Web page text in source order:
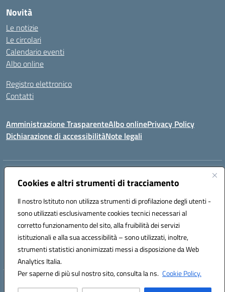
Cookies e altri strumenti di tracciamento
Il nostro Istituto non utilizza strumenti di profilazione degli utenti -
sono utilizzati esclusivamente cookies tecnici necessari al
corretto funzionamento del sito, alla fruibilità dei servizi
istituzionali e alla sua accessibilità – sono utilizzati, inoltre,
strumenti statistici anonimizzati messi a disposizione da Web
Analytics Italia.
Per saperne di più sul nostro sito, consulta la ns. Cookie Policy.
Novità
Le notizie
Le circolari
Calendario eventi
Albo online
Registro elettronico
Contatti
Amministrazione TrasparenteAlbo onlinePrivacy Policy
Dichiarazione di accessibilitàNote legali
Centralino:0974952026 Email:saic8am009@istruzione.it
Posta elettronica certificata (PEC):
saic8am009@pec.istruzione.it
Codice fiscale: 93023970655
Codice meccanografico:SAIC8AM009
Codice Indice delle Pubbliche Amministrazioni (IPA): istsc_saic8am009
Codice unico di fatturazione (CUF): UFWC6Y